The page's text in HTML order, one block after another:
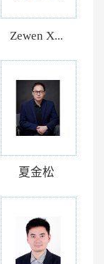
Zewen X...
夏金松